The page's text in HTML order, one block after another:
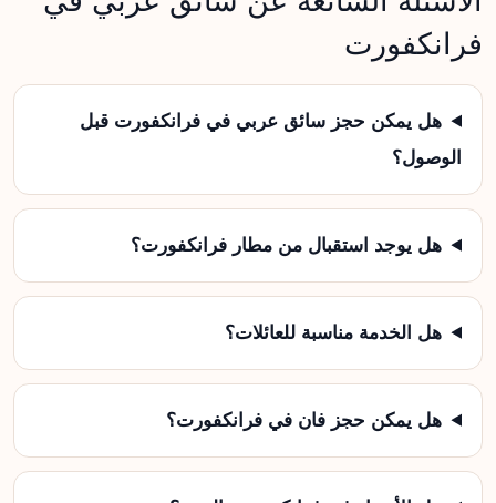
فرانكفورت
هل يمكن حجز سائق عربي في فرانكفورت قبل
الوصول؟
هل يوجد استقبال من مطار فرانكفورت؟
هل الخدمة مناسبة للعائلات؟
هل يمكن حجز فان في فرانكفورت؟